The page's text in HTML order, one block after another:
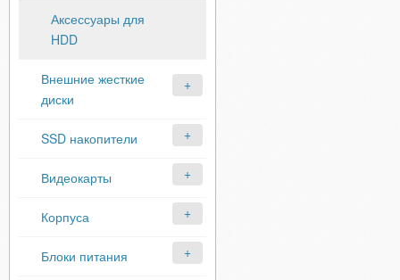
Аксессуары для
HDD
Внешние жесткие
диски
SSD накопители
Видеокарты
Корпуса
Блоки питания